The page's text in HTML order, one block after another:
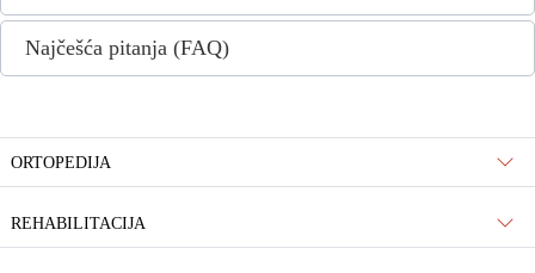
ORTOPEDIJA
REHABILITACIJA
Najčešća pitanja (FAQ)